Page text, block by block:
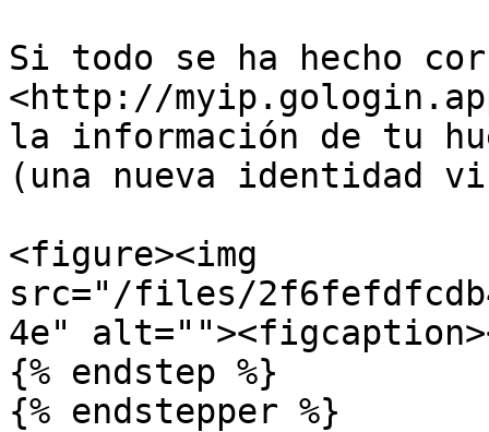
Si todo se ha hecho
<http://
la información de tu
(una nueva identidad
<figure><img
src="/files/
4e"
{% endstep %}
{% endstepper %}